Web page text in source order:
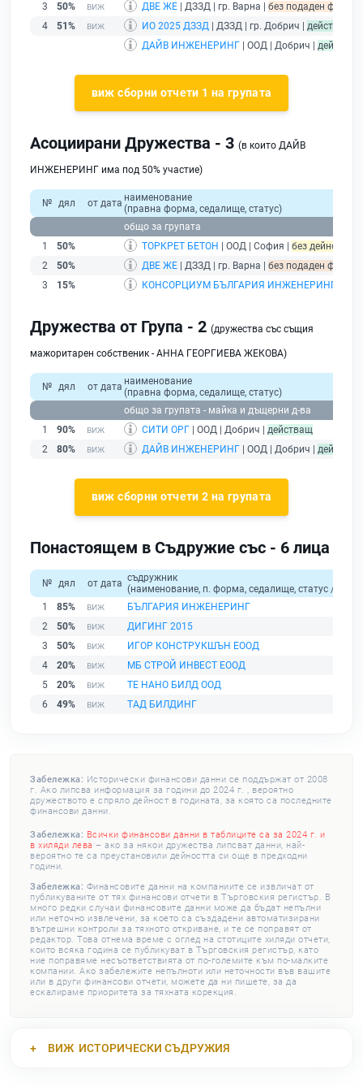
3
50% ДВЕ ЖЕ | ДЗЗД | гр. Варна | без подаден
4
51% ИО 2025 ДЗЗД | ДЗЗД | гр. Добрич | действащ
ДАЙВ ИНЖЕНЕРИНГ | ООД | Добрич | действащ
виж сборни отчети 1 на групата
Асоциирани Дружества - 3 (в които ДАЙВ
ИНЖЕНЕРИНГ има под 50% участие)
№ дял от дата наименование
(правна форма, седалище, статус)
общо за групата
1
50% ТОРКРЕТ БЕТОН | ООД | София | без дейност -
2
50% ДВЕ ЖЕ | ДЗЗД | гр. Варна | без подаден
3
15% КОНСОРЦИУМ БЪЛГАРИЯ ИНЖЕНЕРИНГ
Дружества от Група - 2 (дружества със същия
мажоритарен собственик - АННА ГЕОРГИЕВА ЖЕКОВА)
№ дял от дата наименование
(правна форма, седалище, статус)
общо за групата - майка и дъщерни д-ва
1
90% СИТИ ОРГ | ООД | Добрич | действащ
2
80% ДАЙВ ИНЖЕНЕРИНГ | ООД | Добрич | действащ
виж сборни отчети 2 на групата
Понастоящем в Съдружие със - 6 лица
№ дял от дата съдружник
(наименование, п. форма, седалище, статус /
1
85%
БЪЛГАРИЯ ИНЖЕНЕРИНГ
2
50%
ДИГИНГ 2015
3
50%
ИГОР КОНСТРУКШЪН ЕООД
4
20%
МБ СТРОЙ ИНВЕСТ ЕООД
5
20%
ТЕ НАНО БИЛД ООД
6
49% ТАД БИЛДИНГ
Забележка: Исторически финансови данни се поддържат от 2008
г. Ако липсва информация за години до 2024 г. , вероятно
дружеството е спряло дейност в годината, за която са последните
финансови данни.
Забележка: Всички финансови данни в таблиците са за 2024 г. и
в хиляди лева – ако за някои дружества липсват данни, най-
вероятно те са преустановили дейността си още в предходни
години.
Забележка: Финансовите данни на компаниите се извличат от
публикуваните от тях финансови отчети в Търговския регистър. В
много редки случаи финансовите данни може да бъдат непълни
или неточно извлечени, за което са създадени автоматизирани
вътрешни контроли за тяхното откриване, и те се поправят от
редактор. Това отнема време с оглед на стотиците хиляди отчети,
които всяка година се публикуват в Търговския регистър, като
ние поправяме несъответствията от по-големите към по-малките
компании. Ако забележите непълноти или неточности във вашите
или в други финансови отчети, можете да ни пишете, за да
ескалираме приоритета за тяхната корекция.
ВИЖ ИСТОРИЧЕСКИ СЪДРУЖИЯ